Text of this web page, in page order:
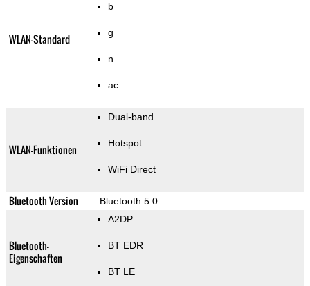
WLAN-Standard
b
g
n
ac
WLAN-Funktionen
Dual-band
Hotspot
WiFi Direct
Bluetooth Version Bluetooth 5.0
Bluetooth-
Eigenschaften
A2DP
BT EDR
BT LE